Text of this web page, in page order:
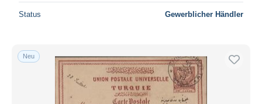
Status Gewerblicher Händler
Neu